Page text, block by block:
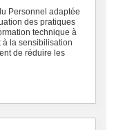
Personnel adaptée
des pratiques
technique à
à la sensibilisation
de réduire les